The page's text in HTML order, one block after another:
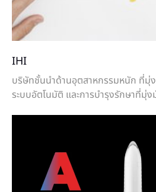
IHI
บริษัทชั้นนำด้านอุตสาหกรรมหนัก ที่มุ่
ระบบอัตโนมัติ และการบำรุงรักษาที่มุ่ง